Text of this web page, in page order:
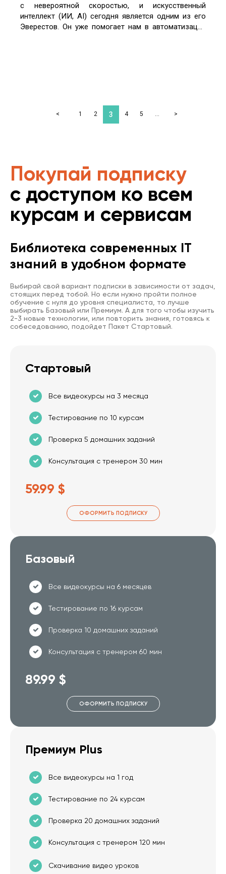
с невероятной скоростью, и искусственный
интеллект (ИИ, AI) сегодня является одним из его
Эверестов. Он уже помогает нам в автоматизации
< 1 2 3 4 5 … >
Покупай подписку
с доступом ко всем
курсам и сервисам
Библиотека современных IT
знаний в удобном формате
Выбирай свой вариант подписки в зависимости от задач,
стоящих перед тобой. Но если нужно пройти полное
обучение с нуля до уровня специалиста, то лучше
выбирать Базовый или Премиум. А для того чтобы изучить
2-3 новые технологии, или повторить знания, готовясь к
собеседованию, подойдет Пакет Стартовый.
Стартовый
Все видеокурсы на 3 месяца
Тестирование по 10 курсам
Проверка 5 домашних заданий
Консультация с тренером 30 мин
59.99 $
ОФОРМИТЬ ПОДПИСКУ
Базовый
Все видеокурсы на 6 месяцев
Тестирование по 16 курсам
Проверка 10 домашних заданий
Консультация с тренером 60 мин
89.99 $
ОФОРМИТЬ ПОДПИСКУ
Премиум Plus
Все видеокурсы на 1 год
Тестирование по 24 курсам
Проверка 20 домашних заданий
Консультация с тренером 120 мин
Скачивание видео уроков